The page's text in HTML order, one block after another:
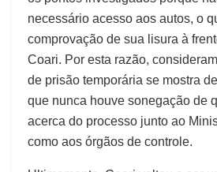
necessário acesso aos autos, o
comprovação de sua lisura à
Coari. Por esta razão,
de prisão temporária se mostra
que nunca houve sonegação de
acerca do processo junto ao
como aos órgãos de controle.